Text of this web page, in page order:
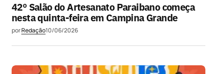
42º Salão do Artesanato Paraibano começa
nesta quinta-feira em Campina Grande
porRedação10/06/2026